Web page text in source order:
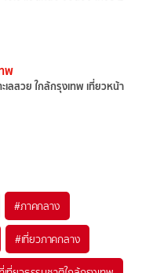
พ
ลสวย ใกล้กรุงเทพ เที่ยวหน้า
#ภาคกลาง
#เที่ยวภาคกลาง